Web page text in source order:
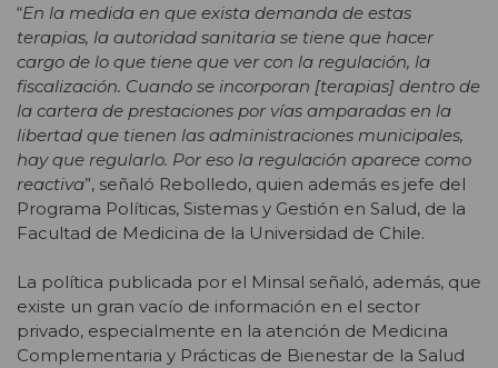
“En la medida en que exista demanda de estas
terapias, la autoridad sanitaria se tiene que hacer
cargo de lo que tiene que ver con la regulación, la
fiscalización. Cuando se incorporan [terapias] dentro de
la cartera de prestaciones por vías amparadas en la
libertad que tienen las administraciones municipales,
hay que regularlo. Por eso la regulación aparece como
reactiva”, señaló Rebolledo, quien además es jefe del
Programa Políticas, Sistemas y Gestión en Salud, de la
Facultad de Medicina de la Universidad de Chile.
La política publicada por el Minsal señaló, además, que
existe un gran vacío de información en el sector
privado, especialmente en la atención de Medicina
Complementaria y Prácticas de Bienestar de la Salud